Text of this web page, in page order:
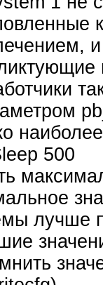
500
лучше